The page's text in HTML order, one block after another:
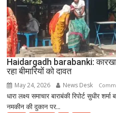
Haidargadh barabanki:
रहा बीमारियों को दावत
May 24, 2026 News Desk
धारा लक्ष्य समाचार बाराबंकी रिपोर्ट सुधीर
नमकीन की दुकान पर...